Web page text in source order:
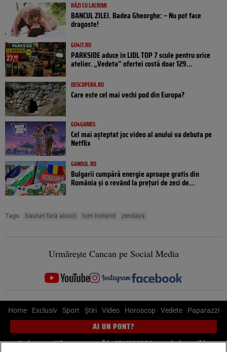
RÂZI CU LACRIMI
BANCUL ZILEI. Badea Gheorghe: – Nu pot face
dragoste!
GO4IT.RO
PARKSIDE aduce în LIDL TOP 7 scule pentru orice
atelier. „Vedeta” ofertei costă doar 129...
DESCOPERA.RO
Care este cel mai vechi pod din Europa?
GO4GAMES
Cel mai așteptat joc video al anului va debuta pe
Netflix
GANDUL.RO
Bulgarii cumpără energie aproape gratis din
România și o revând la prețuri de zeci de...
Tags: bauturi fara alcool tom holland zendaya
Urmărește Cancan pe Social Media
Home Exclusiv Sport Știri Video Horoscop Vedete Paparazzi
AI UN PONT?
Scrie-ne pe Whatsapp, sună la 0741226226 sau trimite mail la